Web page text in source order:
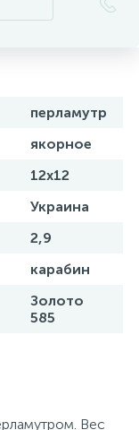
перламутр
якорное
12х12
Украина
2,9
карабин
Золото
585
Вес